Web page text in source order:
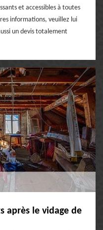
et accessibles à toutes
informations, veuillez lui
un devis totalement
après le vidage de